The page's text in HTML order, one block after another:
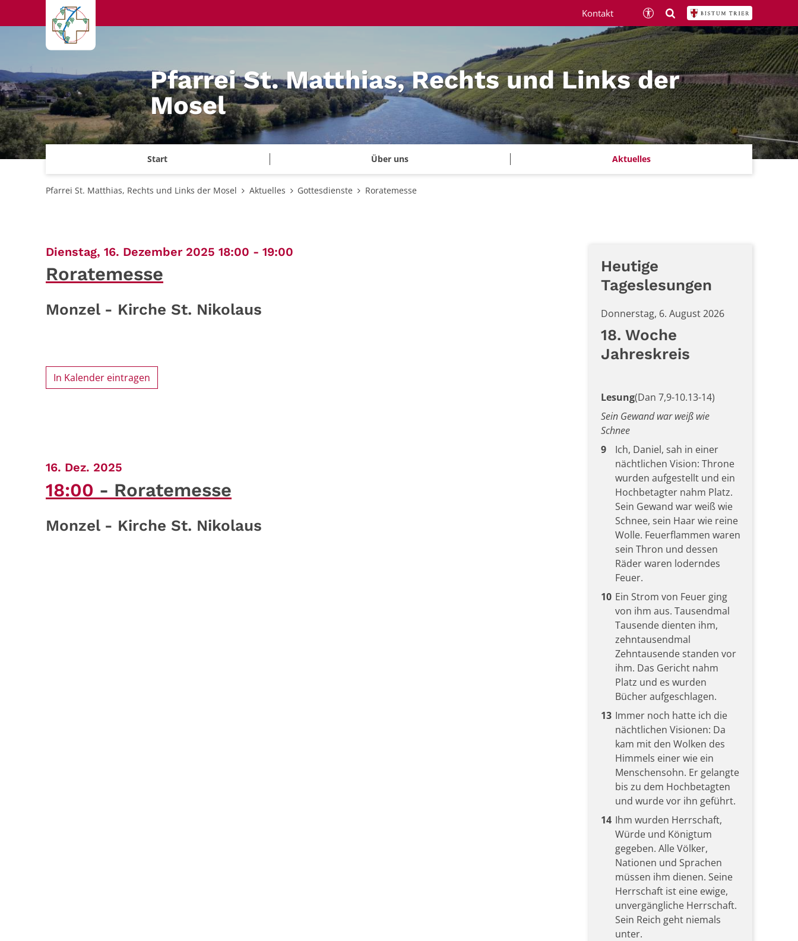
Zum Inhalt springen
Pfarrei St. Matthias, Rechts und Links der
Mosel
Start Über uns Aktuelles
Kontakt
Pfarrei St. Matthias, Rechts und Links der Mosel Aktuelles Gottesdienste Roratemesse
Dienstag, 16. Dezember 2025 18:00 - 19:00
Roratemesse
Monzel - Kirche St. Nikolaus
In Kalender eintragen
16. Dez. 2025
18:00 Roratemesse
Monzel - Kirche St. Nikolaus
Heutige
Tageslesungen
Donnerstag, 6. August 2026
18. Woche
Jahreskreis
Lesung(Dan 7,9-10.13-14)
Sein Gewand war weiß wie
Schnee
9
Ich, Daniel, sah in einer
nächtlichen Vision: Throne
wurden aufgestellt und ein
Hochbetagter nahm Platz.
Sein Gewand war weiß wie
Schnee, sein Haar wie reine
Wolle. Feuerflammen waren
sein Thron und dessen
Räder waren loderndes
Feuer.
10 Ein Strom von Feuer ging
von ihm aus. Tausendmal
Tausende dienten ihm,
zehntausendmal
Zehntausende standen vor
ihm. Das Gericht nahm
Platz und es wurden
Bücher aufgeschlagen.
13 Immer noch hatte ich die
nächtlichen Visionen: Da
kam mit den Wolken des
Himmels einer wie ein
Menschensohn. Er gelangte
bis zu dem Hochbetagten
und wurde vor ihn geführt.
14 Ihm wurden Herrschaft,
Würde und Königtum
gegeben. Alle Völker,
Nationen und Sprachen
müssen ihm dienen. Seine
Herrschaft ist eine ewige,
unvergängliche Herrschaft.
Sein Reich geht niemals
unter.